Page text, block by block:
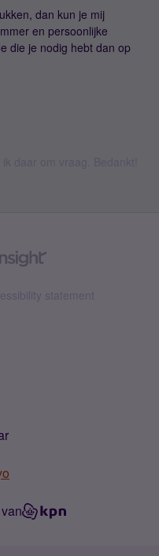
dan kun je mij
en persoonlijke
die je nodig hebt dan op
statement